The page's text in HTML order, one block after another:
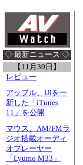
◇ 最新ニュース ◇
【11月30日】
レビュー
アップル、UIを一
新した「iTunes
11」を公開
マウス、AM/FMラ
ジオ搭載オーディ
オプレーヤー
「Lyumo M33」